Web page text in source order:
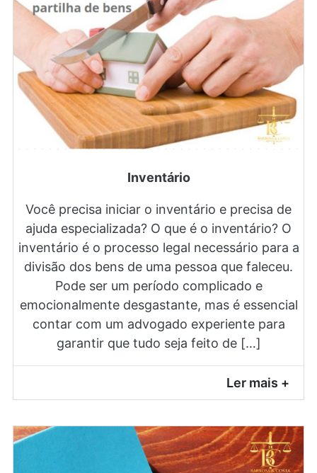
Inventário
Você precisa iniciar o inventário e precisa de
ajuda especializada? O que é o inventário? O
inventário é o processo legal necessário para a
divisão dos bens de uma pessoa que faleceu.
Pode ser um período complicado e
emocionalmente desgastante, mas é essencial
contar com um advogado experiente para
garantir que tudo seja feito de […]
Ler mais +